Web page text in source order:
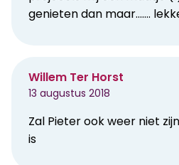
genieten dan maar…….
Willem Ter Horst
13 augustus 2018
Zal Pieter ook weer niet
is